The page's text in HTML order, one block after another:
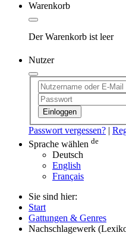
Warenkorb
Der Warenkorb ist leer
Nutzer
Einloggen
Passwort vergessen? |
Sprache wählen de
Deutsch
English
Français
Sie sind hier:
Start
Gattungen & Genres
Nachschlagewerk